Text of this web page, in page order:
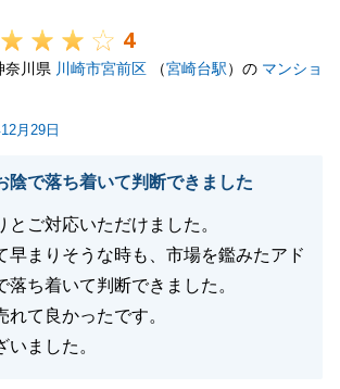
気軽にご連絡いただければと思いま
くお願いいたします。
閉じる
4
奈川県 川崎市宮前区 （宮崎台駅）の マンショ
月29日
陰で落ち着いて判断できました
とご対応いただけました。
早まりそうな時も、市場を鑑みたアド
落ち着いて判断できました。
れて良かったです。
いました。